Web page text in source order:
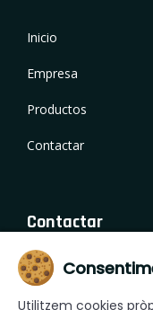
Inicio
Empresa
Productos
Contactar
Contactar
Camí de Fornells
+34 972 244 490
Utilitzem cookies